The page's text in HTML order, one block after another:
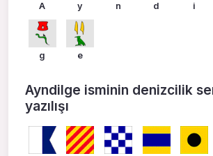
A y n d i
g e
Ayndilge isminin denizcilik
yazılışı